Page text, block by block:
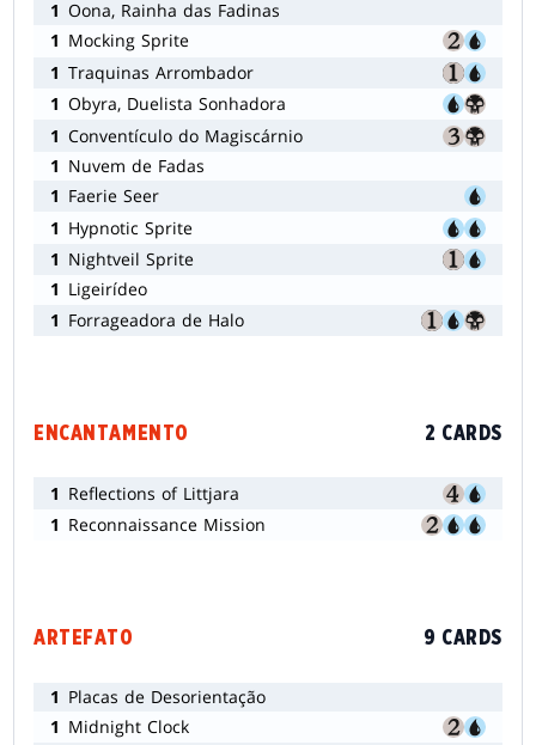
1 Oona, Rainha das Fadinas
1 Mocking Sprite
1 Traquinas Arrombador
1 Obyra, Duelista Sonhadora
1 Conventículo do Magiscárnio
1 Nuvem de Fadas
1 Faerie Seer
1 Hypnotic Sprite
1 Nightveil Sprite
1 Ligeirídeo
1 Forrageadora de Halo
ENCANTAMENTO 2 CARDS
1 Reflections of Littjara
1 Reconnaissance Mission
ARTEFATO 9 CARDS
1 Placas de Desorientação
1 Midnight Clock